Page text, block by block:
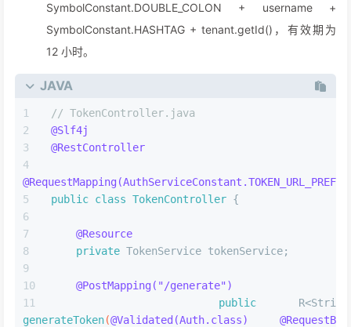
SymbolConstant.DOUBLE_COLON + username +
SymbolConstant.HASHTAG + tenant.getId()，有效期为
12 小时。
JAVA
// TokenController.java
@Slf4j
@RestController
public class TokenController {
@Resource
private TokenService tokenService;
@PostMapping("/generate")
public
generateToken(@Validated(Auth.class)